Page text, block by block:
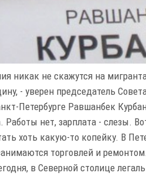
никак не скажутся на
- уверен председатель
Петербурге Равшанбек
Работы нет, зарплата - слезы.
хоть какую-то копейку. В
торговлей и
в Северной столице